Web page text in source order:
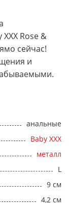
Rose &
сейчас!
и
анальные
Baby XXX
металл
L
9 см
4,2 см